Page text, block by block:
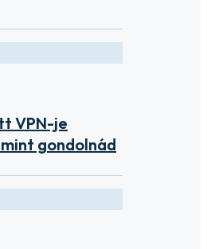
VPN-je
gondolnád